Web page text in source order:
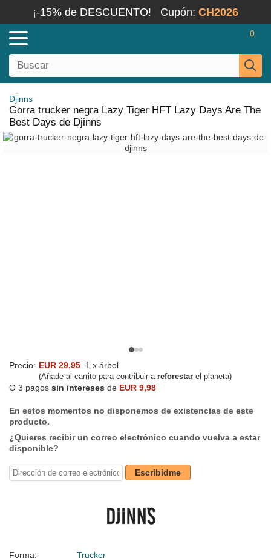
¡-15% de DESCUENTO! Cupón: CH2026
0
Djinns
Gorra trucker negra Lazy Tiger HFT Lazy Days Are The
Best Days de Djinns
Precio: EUR 29,95 1 x árbol
(Añade al carrito para contribuir a reforestar el planeta)
O 3 pagos sin intereses de EUR 9,98
En estos momentos no disponemos de existencias de este
producto.
¿Quieres recibir un correo electrónico cuando vuelva a estar
disponible?
Escribidme
Forma:
Trucker